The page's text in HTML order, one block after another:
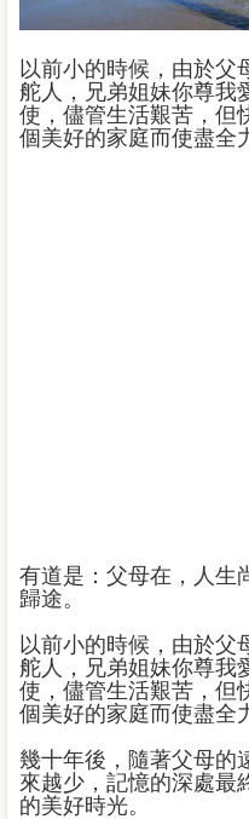
以前小的時候，由於父
舵人，兄弟姐妹你尊我
使，儘管生活艱苦，但
個美好的家庭而使盡全
有道是：父母在，人生
歸途。
以前小的時候，由於父
舵人，兄弟姐妹你尊我
使，儘管生活艱苦，但
個美好的家庭而使盡全
幾十年後，隨著父母的
來越少，記憶的深處最
的美好時光。